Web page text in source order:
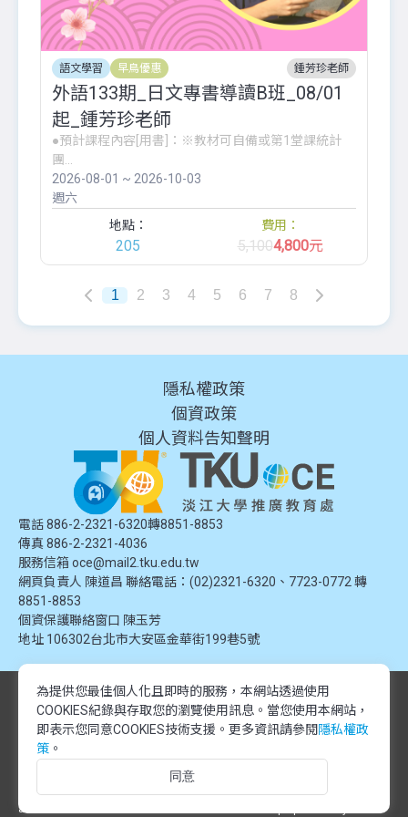
語文學習 早鳥優惠 鍾芳珍老師
外語133期_日文專書導讀B班_08/01
起_鍾芳珍老師
●預計課程內容[用書]：※教材可自備或第1堂課統計
團...
2026-08-01 ~ 2026-10-03
週六
地點：
205
費用：
5,1004,800元
1 2 3 4 5 6 7 8
隱私權政策
個資政策
個人資料告知聲明
電話 886-2-2321-6320轉8851-8853
傳真 886-2-2321-4036
服務信箱 oce@mail2.tku.edu.tw
網頁負責人 陳道昌 聯絡電話：(02)2321-6320、7723-0772 轉
8851-8853
個資保護聯絡窗口 陳玉芳
地址 106302台北市大安區金華街199巷5號
© 2024 淡江大學推廣教育處. 版權所有。本網站內容由淡江大學推廣教育處
提供，未經授權禁止轉載或引用。所有課程資訊、圖片及資料皆屬本單位所
有，僅供學習交流使用。
© 2024 Tamkang University Office of Continuing Education. All rights
reserved.The content of this website is provided by Tamkang University
Office of Continuing Education. Unauthorized reproduction or citation is
prohibited.All course information, images, and data belong to this division
and are intended for educational and informational purposes only.
為提供您最佳個人化且即時的服務，本網站透過使用
COOKIES紀錄與存取您的瀏覽使用訊息。 當您使用本網站，
即表示您同意COOKIES技術支援。更多資訊請參閱 隱私權政
策 。
同意